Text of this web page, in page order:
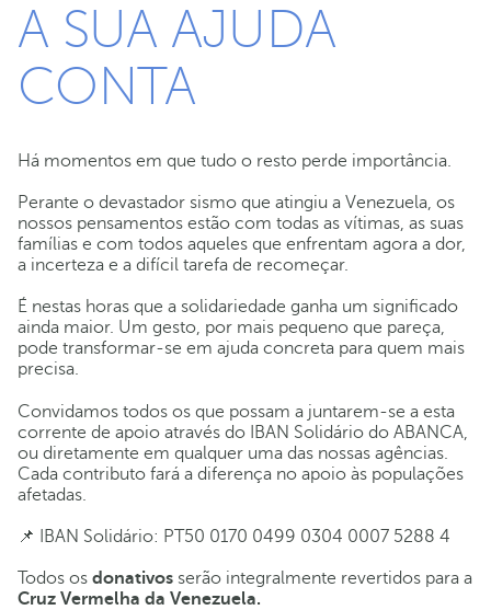
A SUA AJUDA
CONTA
Há momentos em que tudo o resto perde importância.
Perante o devastador sismo que atingiu a Venezuela, os
nossos pensamentos estão com todas as vítimas, as suas
famílias e com todos aqueles que enfrentam agora a dor,
a incerteza e a difícil tarefa de recomeçar.
É nestas horas que a solidariedade ganha um significado
ainda maior. Um gesto, por mais pequeno que pareça,
pode transformar-se em ajuda concreta para quem mais
precisa.
Convidamos todos os que possam a juntarem-se a esta
corrente de apoio através do IBAN Solidário do ABANCA,
ou diretamente em qualquer uma das nossas agências.
Cada contributo fará a diferença no apoio às populações
afetadas.
📌 IBAN Solidário: PT50 0170 0499 0304 0007 5288 4
Todos os donativos serão integralmente revertidos para a
Cruz Vermelha da Venezuela.